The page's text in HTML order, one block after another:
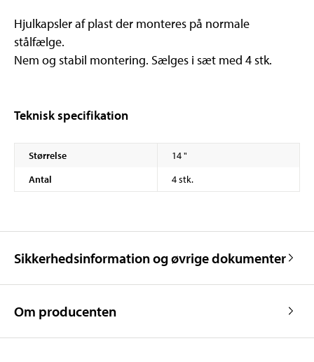
Hjulkapsler af plast der monteres på normale
stålfælge.
Nem og stabil montering. Sælges i sæt med 4 stk.
Teknisk specifikation
Størrelse
14 "
Antal
4 stk.
Sikkerhedsinformation og øvrige dokumenter
Om producenten